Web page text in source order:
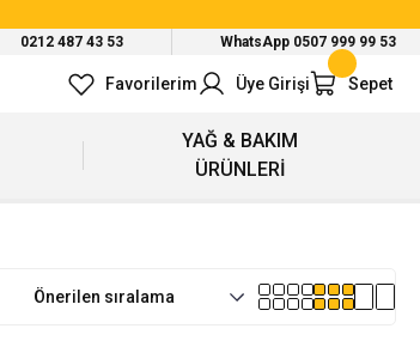
0212 487 43 53 WhatsApp 0507 999 99 53
Favorilerim Üye Girişi Sepet
YAĞ & BAKIM
ÜRÜNLERİ